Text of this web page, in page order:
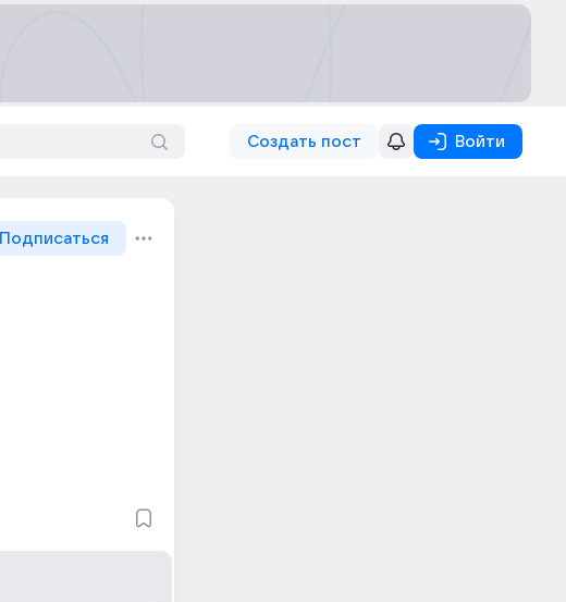
Создать пост Войти
Подписаться